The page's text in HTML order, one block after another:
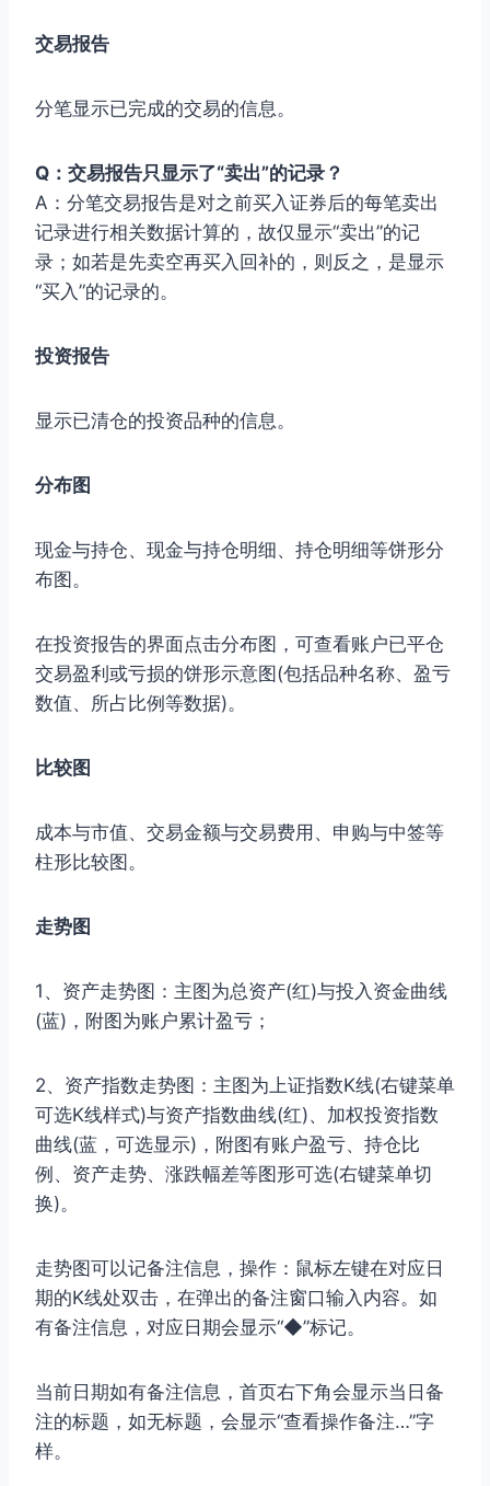
交易报告
分笔显示已完成的交易的信息。
Q：交易报告只显示了“卖出”的记录？
A：分笔交易报告是对之前买入证券后的每笔卖出
记录进行相关数据计算的，故仅显示“卖出”的记
录；如若是先卖空再买入回补的，则反之，是显示
“买入”的记录的。
投资报告
显示已清仓的投资品种的信息。
分布图
现金与持仓、现金与持仓明细、持仓明细等饼形分
布图。
在投资报告的界面点击分布图，可查看账户已平仓
交易盈利或亏损的饼形示意图(包括品种名称、盈亏
数值、所占比例等数据)。
比较图
成本与市值、交易金额与交易费用、申购与中签等
柱形比较图。
走势图
1、资产走势图：主图为总资产(红)与投入资金曲线
(蓝)，附图为账户累计盈亏；
2、资产指数走势图：主图为上证指数K线(右键菜单
可选K线样式)与资产指数曲线(红)、加权投资指数
曲线(蓝，可选显示)，附图有账户盈亏、持仓比
例、资产走势、涨跌幅差等图形可选(右键菜单切
换)。
走势图可以记备注信息，操作：鼠标左键在对应日
期的K线处双击，在弹出的备注窗口输入内容。如
有备注信息，对应日期会显示“◆”标记。
当前日期如有备注信息，首页右下角会显示当日备
注的标题，如无标题，会显示“查看操作备注…”字
样。